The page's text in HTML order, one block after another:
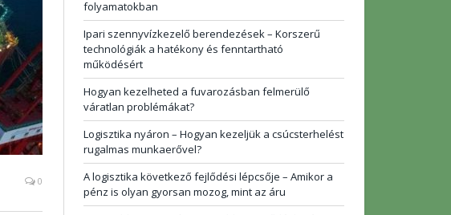
0
folyamatokban
Ipari szennyvízkezelő berendezések – Korszerű
technológiák a hatékony és fenntartható
működésért
Hogyan kezelheted a fuvarozásban felmerülő
váratlan problémákat?
Logisztika nyáron – Hogyan kezeljük a csúcsterhelést
rugalmas munkaerővel?
A logisztika következő fejlődési lépcsője – Amikor a
pénz is olyan gyorsan mozog, mint az áru